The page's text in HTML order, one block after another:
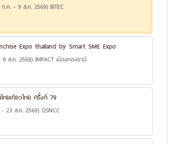
ก.ค. - 9 ส.ค. 2569) BITEC
Expo thailand by Smart SME Expo
ส.ค. 2569) IMPACT เมืองทองธานี
ทยเที่ยวไทย ครั้งที่ 79
23 ส.ค. 2569) QSNCC